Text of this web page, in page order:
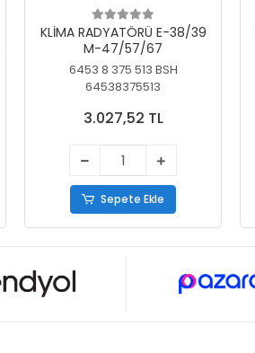
KLİMA RADYATÖRÜ E-38/39
M-47/57/67
6453 8 375 513 BSH
64538375513
3.027,52 TL
Sepete Ekle